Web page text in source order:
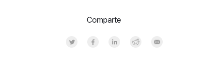
Comparte
Share on Twitter
Share on Facebook
Share on LinkedInr
Share on Reddit
Share by Email